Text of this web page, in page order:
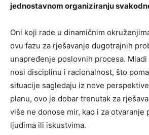
jednostavnom organiziranju
Oni koji rade u dinamičnim
ovu fazu za rješavanje dugotrajnih
unapređenje poslovnih procesa.
nosi disciplinu i racionalnost, što
situacije sagledaju iz nove
planu, ovo je dobar trenutak za
više ne donose mir, kao i za otvaranje
ljudima ili iskustvima.